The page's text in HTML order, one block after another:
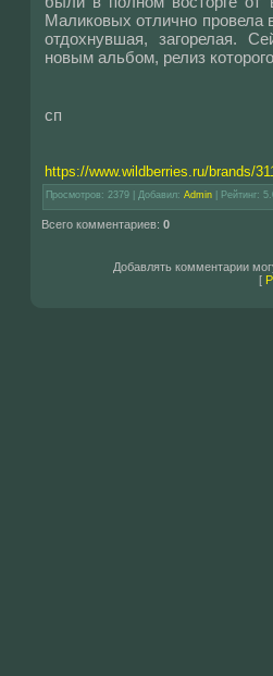
Маликовых отлично провела
отдохнувшая, загорелая.
новым альбом, релиз
сп
https://www.wildberries.ru/brands/
Просмотров: 2379 | Добавил: Admin Рейтинг:
Всего комментариев: 0
Добавлять комментарии
[